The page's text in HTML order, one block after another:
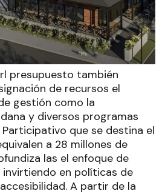
presupuesto también
de recursos el
gestión como la
y diversos programas
que se destina el
a 28 millones de
las el enfoque de
en políticas de
A partir de la